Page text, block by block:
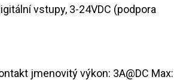
vstupy, 3-24VDC (podpora
jmenovitý výkon: 3A@DC Max: